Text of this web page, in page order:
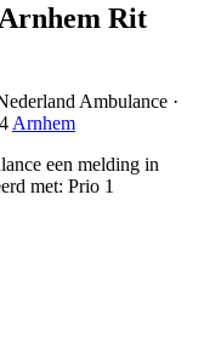
Rit
Ambulance ·
Arnhem
een melding in
met: Prio 1